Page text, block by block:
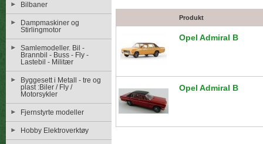
Bilbaner
Dampmaskiner og
Stirlingmotor
Samlemodeller. Bil -
Brannbil - Buss - Fly -
Lastebil - Militær
Byggesett i Metall - tre og
plast :Biler / Fly /
Motorsykler
Fjernstyrte modeller
Hobby Elektroverktøy
Produkt
Opel Admiral B
Opel Admiral B